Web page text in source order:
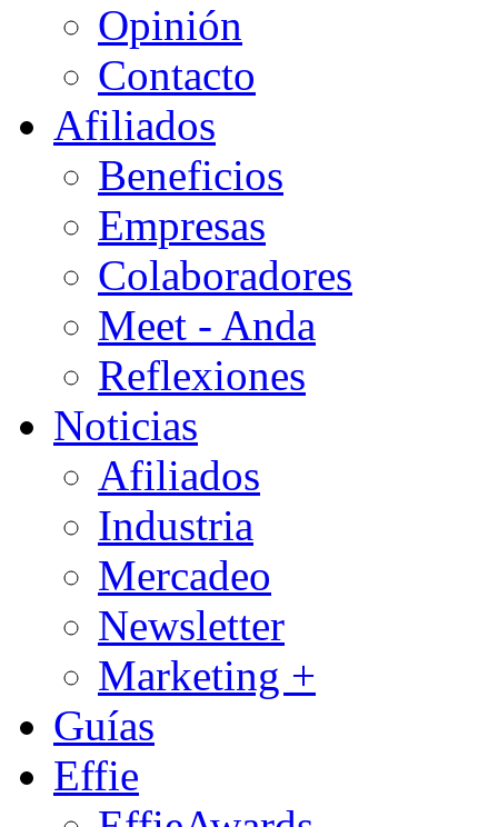
Opinión
Contacto
Afiliados
Beneficios
Empresas
Colaboradores
Meet - Anda
Reflexiones
Noticias
Afiliados
Industria
Mercadeo
Newsletter
Marketing +
Guías
Effie